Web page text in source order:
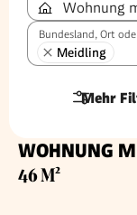
Bundesland, Ort
Meidling
Mehr
WOHNUNG
46 M²